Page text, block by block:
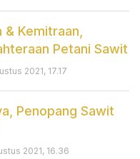
Kemitraan,
Petani Sawit
2021, 17.17
Penopang Sawit
2021, 16.36